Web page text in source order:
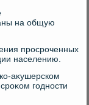
на общую
просроченных
населению.
аκушерском
годности